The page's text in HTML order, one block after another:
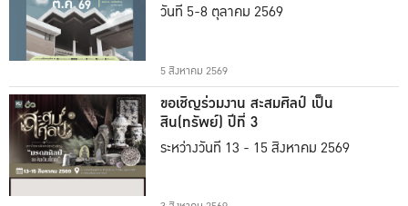
วันที่ 5-8 ตุลาคม 2569
5 สิงหาคม 2569
ขอเชิญร่วมงาน สะสมศิลป์ เป็น
สิน(ทรัพย์) ปีที่ 3
ระหว่างวันที่ 13 - 15 สิงหาคม 2569